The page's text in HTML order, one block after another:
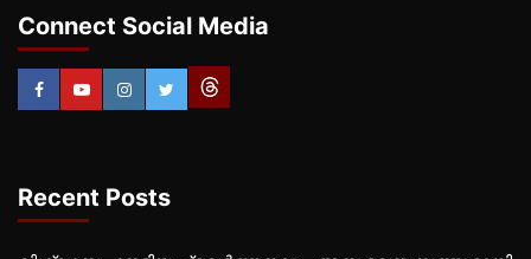
Connect Social Media
Recent Posts